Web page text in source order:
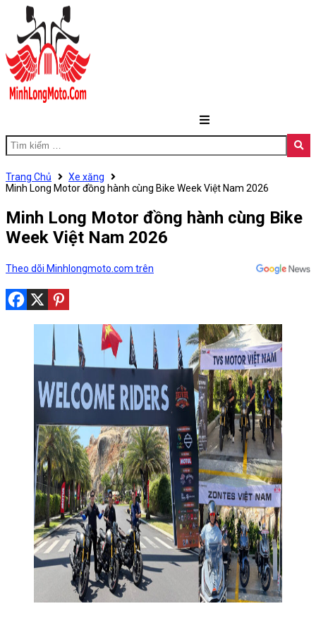
Trang Chủ
Xe xăng
Minh Long Motor đồng hành cùng Bike Week Việt Nam 2026
Minh Long Motor đồng hành cùng Bike
Week Việt Nam 2026
Theo dõi Minhlongmoto.com trên